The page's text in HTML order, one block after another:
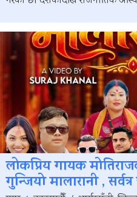
लोकप्रिय गायक
गुन्जियो मालारानी , सर्वत्र